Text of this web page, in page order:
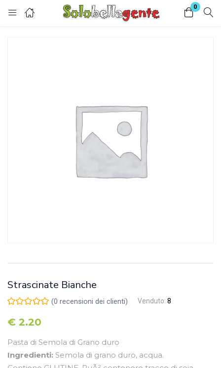
0
Login
Strascinate Bianche
(0 recensioni dei clienti) Venduto: 8
€ 2.20
Pasta di Semola di Grano duro
Ingredienti: Semola di grano duro, acqua.